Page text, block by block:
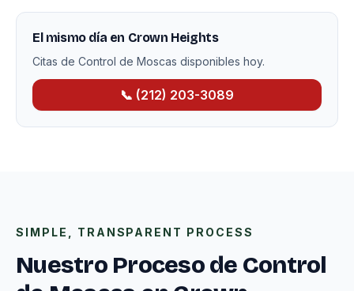
El mismo día en Crown Heights
Citas de Control de Moscas disponibles hoy.
📞 (212) 203-3089
SIMPLE, TRANSPARENT PROCESS
Nuestro Proceso de Control